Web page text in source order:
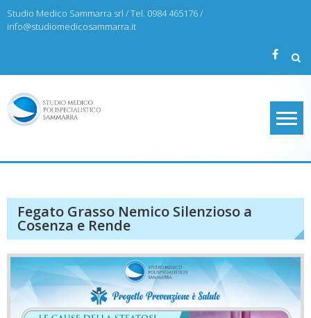
Skip
to
Studio Medico Sammarra srl / Tel. 0984 465176 /
info@studiomedicosammarra.it
Fegato Grasso Nemico Silenzioso a
Cosenza e Rende